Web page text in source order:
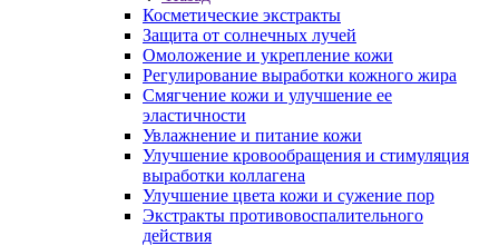
Косметические экстракты
Защита от солнечных лучей
Омоложение и укрепление кожи
Регулирование выработки кожного жира
Смягчение кожи и улучшение ее
эластичности
Увлажнение и питание кожи
Улучшение кровообращения и стимуляция
выработки коллагена
Улучшение цвета кожи и сужение пор
Экстракты противовоспалительного
действия